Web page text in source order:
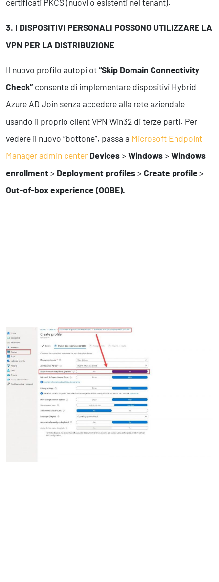
certificati PKCS (nuovi o esistenti nel tenant).
3. I DISPOSITIVI PERSONALI POSSONO UTILIZZARE LA
VPN PER LA DISTRIBUZIONE
Il nuovo profilo autopilot“Skip Domain Connectivity
Check”consente di implementare dispositivi Hybrid
Azure AD Join senza accedere alla rete aziendale
usando il proprio client VPN Win32 di terze parti. Per
vedere il nuovo “bottone”, passa a Microsoft Endpoint
Manager admin center Devices> Windows> Windows
enrollment> Deployment profiles> Create profile >
Out-of-box experience (OOBE).